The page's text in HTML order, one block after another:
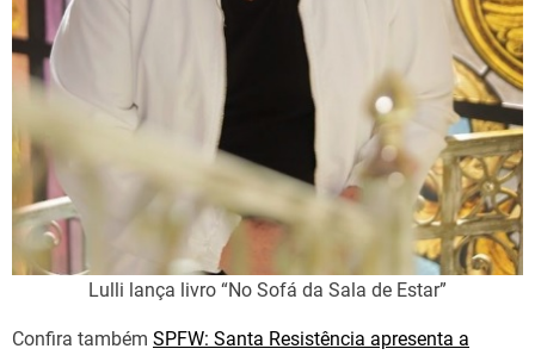
Lulli lança livro “No Sofá da Sala de Estar”
Confira também SPFW: Santa Resistência apresenta a